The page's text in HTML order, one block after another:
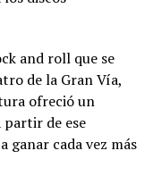
and roll que se
de la Gran Vía,
ofreció un
partir de ese
ganar cada vez más